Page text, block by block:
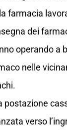
farmacia
dei
operando a
nelle
postazione
verso